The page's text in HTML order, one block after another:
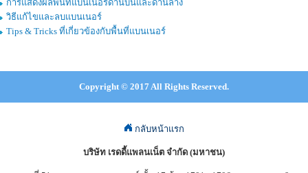
การแสดงผลพื้นที่แบนเนอร์ด้านบนและด้านล่าง
วิธีแก้ไขและลบแบนเนอร์
Tips & Tricks ที่เกี่ยวข้องกับพื้นที่แบนเนอร์
Copyright © 2017 All Rights Reserved.
กลับหน้าแรก
บริษัท เรดดี้แพลนเน็ต จำกัด (มหาชน)